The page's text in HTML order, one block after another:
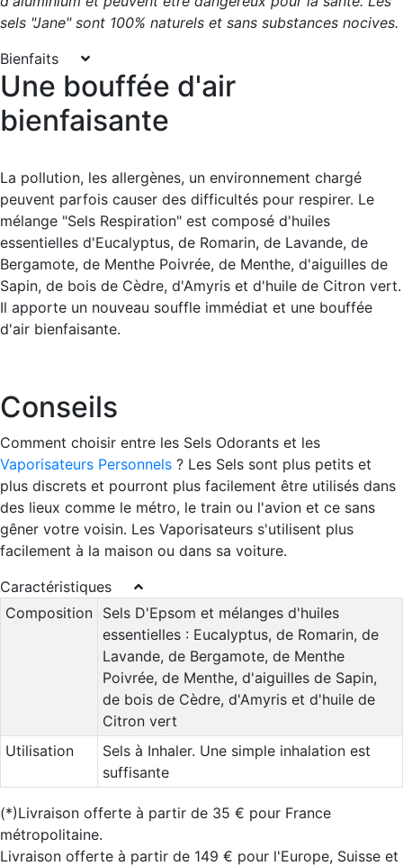
sels "Jane" sont 100% naturels et sans substances nocives.
Bienfaits
Une bouffée d'air
bienfaisante
La pollution, les allergènes, un environnement chargé
peuvent parfois causer des difficultés pour respirer. Le
mélange "Sels Respiration" est composé d'huiles
essentielles d'Eucalyptus, de Romarin, de Lavande, de
Bergamote, de Menthe Poivrée, de Menthe, d'aiguilles de
Sapin, de bois de Cèdre, d'Amyris et d'huile de Citron vert.
Il apporte un nouveau souffle immédiat et une bouffée
d'air bienfaisante.
Conseils
Comment choisir entre les Sels Odorants et les
Vaporisateurs Personnels ? Les Sels sont plus petits et
plus discrets et pourront plus facilement être utilisés dans
des lieux comme le métro, le train ou l'avion et ce sans
gêner votre voisin. Les Vaporisateurs s'utilisent plus
facilement à la maison ou dans sa voiture.
Caractéristiques
Composition
Sels D'Epsom et mélanges d'huiles
essentielles : Eucalyptus, de Romarin, de
Lavande, de Bergamote, de Menthe
Poivrée, de Menthe, d'aiguilles de Sapin,
de bois de Cèdre, d'Amyris et d'huile de
Citron vert
Utilisation
Sels à Inhaler. Une simple inhalation est
suffisante
(*)Livraison offerte à partir de 35 € pour France
métropolitaine.
Livraison offerte à partir de 149 € pour l'Europe, Suisse et